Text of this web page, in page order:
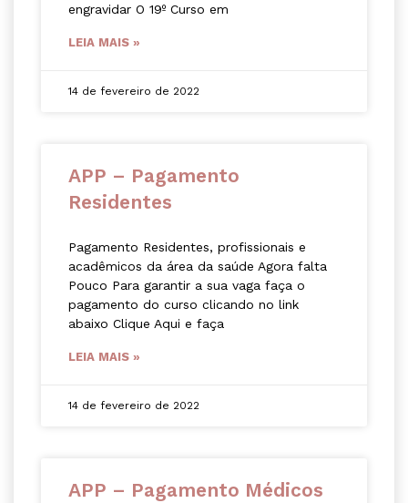
engravidar O 19º Curso em
LEIA MAIS »
14 de fevereiro de 2022
APP – Pagamento
Residentes
Pagamento Residentes, profissionais e
acadêmicos da área da saúde Agora falta
Pouco Para garantir a sua vaga faça o
pagamento do curso clicando no link
abaixo Clique Aqui e faça
LEIA MAIS »
14 de fevereiro de 2022
APP – Pagamento Médicos